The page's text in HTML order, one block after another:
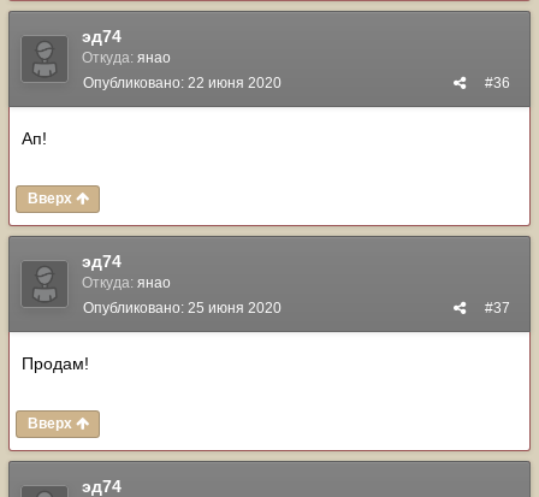
эд74
Откуда: янао
#36
Опубликовано: 22 июня 2020
Ап!
Вверх
эд74
Откуда: янао
#37
Опубликовано: 25 июня 2020
Продам!
Вверх
эд74